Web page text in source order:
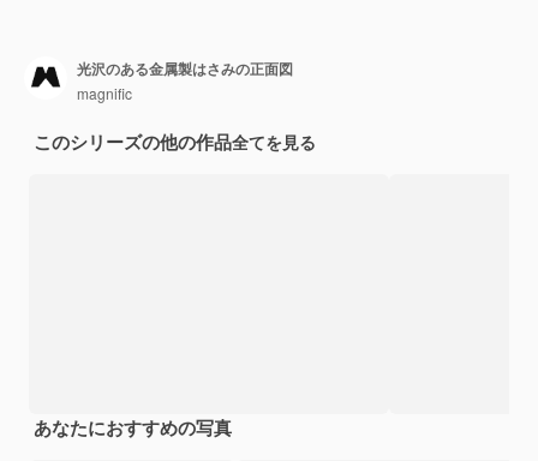
光沢のある金属製はさみの正面図
magnific
このシリーズの他の作品全てを見る
あなたにおすすめの写真